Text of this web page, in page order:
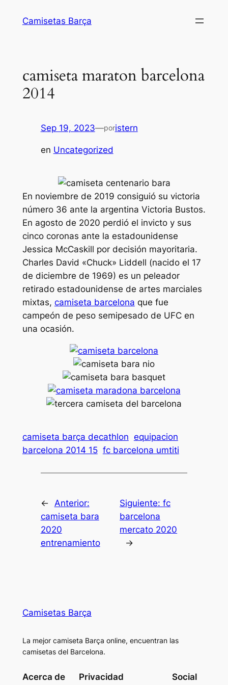
Camisetas Barça
camiseta maraton barcelona
2014
Sep 19, 2023—poristern
en Uncategorized
En noviembre de 2019 consiguió su victoria
número 36 ante la argentina Victoria Bustos.
En agosto de 2020 perdió el invicto y sus
cinco coronas ante la estadounidense
Jessica McCaskill por decisión mayoritaria.
Charles David «Chuck» Liddell (nacido el 17
de diciembre de 1969) es un peleador
retirado estadounidense de artes marciales
mixtas, camiseta barcelona que fue
campeón de peso semipesado de UFC en
una ocasión.
camiseta barça decathlon equipacion
barcelona 2014 15 fc barcelona umtiti
←
Anterior:
camiseta bara
2020
entrenamiento
Siguiente:fc
barcelona
mercato 2020
→
Camisetas Barça
La mejor camiseta Barça online, encuentran las
camisetas del Barcelona.
Acerca de Privacidad Social